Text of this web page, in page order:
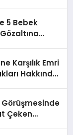
5 Bebek
Karşılık Emri
Hakkında
Çeken